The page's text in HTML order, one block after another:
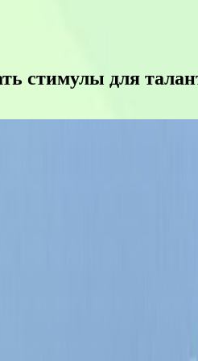
стимулы для